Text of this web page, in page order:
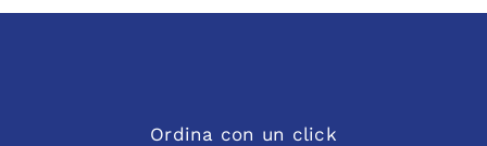
Ordina con un click